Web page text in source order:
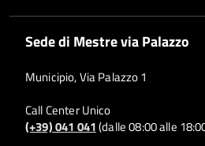
Sede di Mestre via Palazzo
Municipio, Via Palazzo 1
Call Center Unico
(+39) 041 041(dalle 08:00 alle